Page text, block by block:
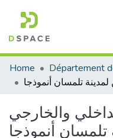
Communities & Collections
All of DSpace
Home
والخارجي
تلمسان أنموذجا